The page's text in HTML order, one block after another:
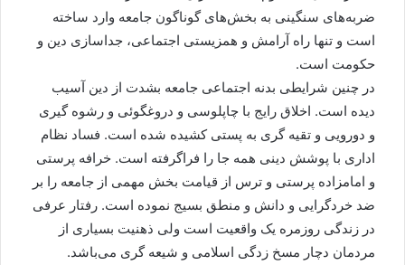
ضربه‌های سنگینی به بخش‌های گوناگون جامعه وارد ساخته
است و تنها راه آرامش و همزیستی اجتماعی، جداسازی دین و
حکومت است.
در چنین شرایطی بدنه اجتماعی جامعه بشدت از دین آسیب
دیده است. اخلاق رایج با چاپلوسی و دروغگوئی و رشوه گیری
و دورویی و تقیه گری به پستی کشیده شده است. فساد نظام
اداری با پوشش دینی همه جا را فراگرفته است. خرافه پرستی
و امامزاده پرستی و ترس از قیامت بخش مهمی از جامعه را بر
ضد خردگرایی و دانش و منطق بسیج نموده است. رفتار عرفی
در زندگی روزمره یک واقعیت است ولی ذهنیت بسیاری از
مردمان دچار مسخ زدگی اسلامی و شیعه گری می‌باشد.